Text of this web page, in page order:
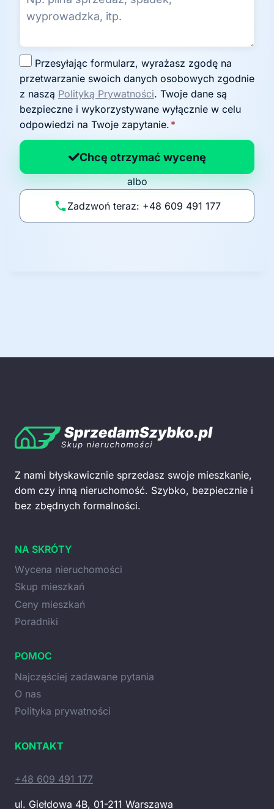
g
o
d
a
n
p
li
t
przetwarzanie swoich danych osobowych zgodnie
z naszą Polityką Prywatności. Twoje dane są
bezpieczne i wykorzystywane wyłącznie w celu
odpowiedzi na Twoje zapytanie. *
Chcę otrzymać wycenę
albo
Zadzwoń teraz: +48 609 491 177
Z nami błyskawicznie sprzedasz swoje mieszkanie,
dom czy inną nieruchomość. Szybko, bezpiecznie i
bez zbędnych formalności.
NA SKRÓTY
Wycena nieruchomości
Skup mieszkań
Ceny mieszkań
Poradniki
POMOC
Najczęściej zadawane pytania
O nas
Polityka prywatności
KONTAKT
+48 609 491 177
ul. Giełdowa 4B, 01-211 Warszawa